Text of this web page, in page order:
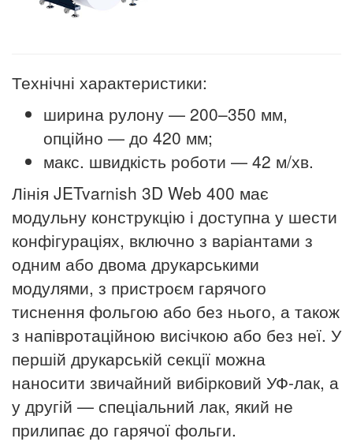
Технічні характеристики:
ширина рулону — 200–350 мм,
опційно — до 420 мм;
макс. швидкість роботи — 42 м/хв.
Лінія JETvarnish 3D Web 400 має
модульну конструкцію і доступна у шести
конфігураціях, включно з варіантами з
одним або двома друкарськими
модулями, з пристроєм гарячого
тиснення фольгою або без нього, а також
з напівротаційною висічкою або без неї. У
першій друкарській секції можна
наносити звичайний вибірковий УФ-лак, а
у другій — спеціальний лак, який не
прилипає до гарячої фольги.